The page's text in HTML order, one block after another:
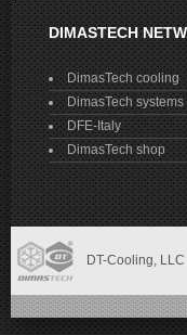
DIMASTECH
DimasTech cooling
DimasTech systems
DFE-Italy
DimasTech shop
DT-Cooling, LLC